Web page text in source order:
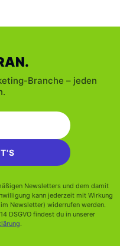
Branche – jeden
Newsletters und dem damit
kann jederzeit mit Wirkung
Newsletter) widerrufen werden.
DSGVO findest du in unserer
.